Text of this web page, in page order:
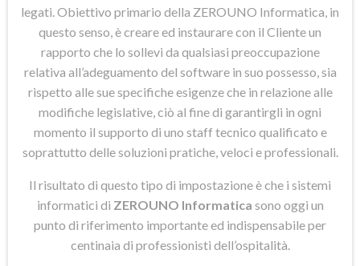
legati. Obiettivo primario della ZEROUNO Informatica, in
questo senso, è creare ed instaurare con il Cliente un
rapporto che lo sollevi da qualsiasi preoccupazione
relativa all’adeguamento del software in suo possesso, sia
rispetto alle sue specifiche esigenze che in relazione alle
modifiche legislative, ciò al fine di garantirgli in ogni
momento il supporto di uno staff tecnico qualificato e
soprattutto delle soluzioni pratiche, veloci e professionali.
Il risultato di questo tipo di impostazione è che i sistemi
informatici di ZEROUNO Informatica sono oggi un
punto di riferimento importante ed indispensabile per
centinaia di professionisti dell’ospitalità.